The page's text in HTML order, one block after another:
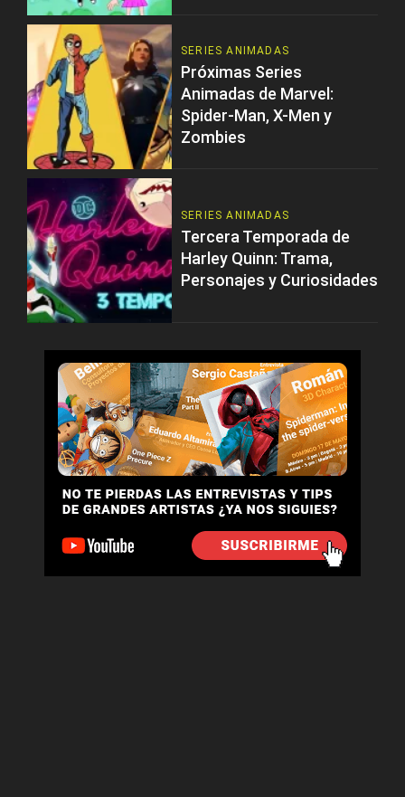
SERIES ANIMADAS
Próximas Series
Animadas de Marvel:
Spider-Man, X-Men y
Zombies
SERIES ANIMADAS
Tercera Temporada de
Harley Quinn: Trama,
Personajes y Curiosidades